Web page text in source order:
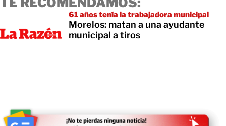
61 años tenía la trabajadora municipal
Morelos: matan a una ayudante
municipal a tiros